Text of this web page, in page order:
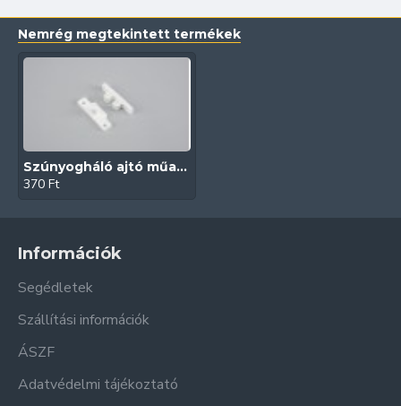
Nemrég megtekintett termékek
Szúnyogháló ajtó műanyag csappantyú (Fehér)
370 Ft
Információk
Segédletek
Szállítási információk
ÁSZF
Adatvédelmi tájékoztató